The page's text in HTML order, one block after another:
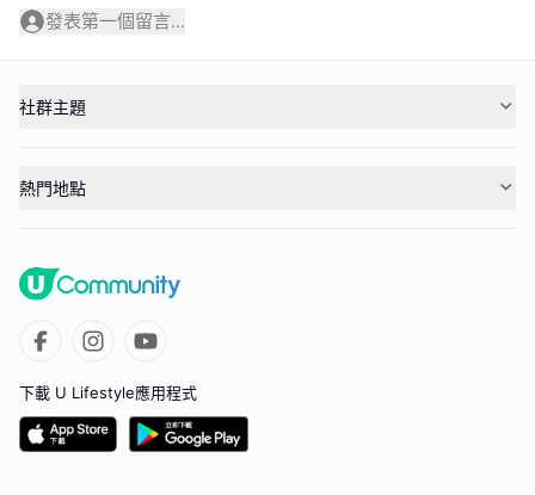
發表第一個留言...
社群主題
熱門地點
下載 U Lifestyle應用程式